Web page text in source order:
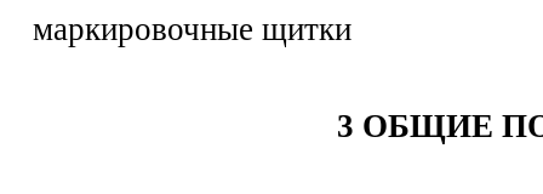
маркировочные щитки
3 ОБЩИЕ